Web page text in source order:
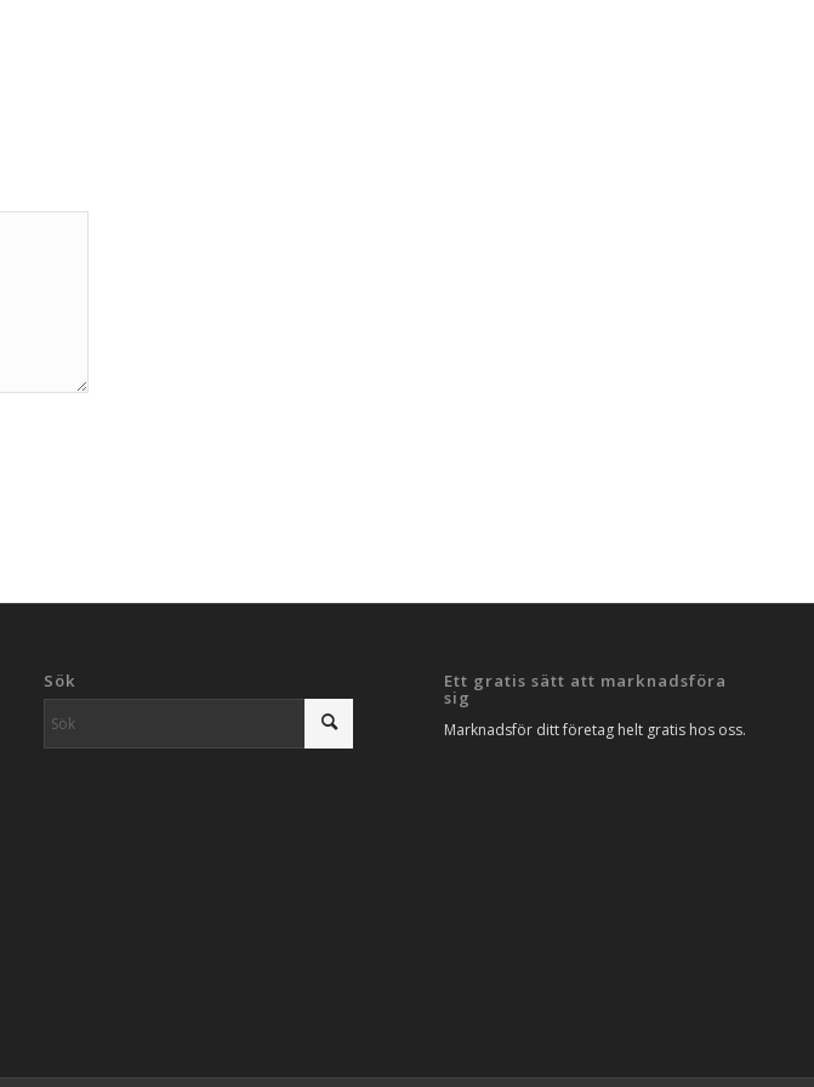
Sök Ett gratis sätt att marknadsföra
sig
Marknadsför ditt företag helt gratis hos oss.